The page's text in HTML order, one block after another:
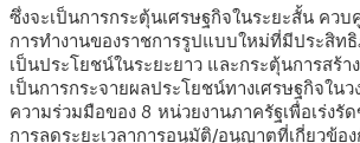
ซึ่งจะเป็นการกระตุ้นเศรษฐกิจในระยะสั้น ควบ
การทำงานของราชการรูปแบบใหม่ที่มีประสิท
เป็นประโยชน์ในระยะยาว และกระตุ้นการสร้
เป็นการกระจายผลประโยชน์ทางเศรษฐกิจใน
ความร่วมมือของ 8 หน่วยงานภาครัฐเพื่อเร่ง
การลดระยะเวลาการอนุมัติ/อนุญาตที่เกี่ยวข้อ